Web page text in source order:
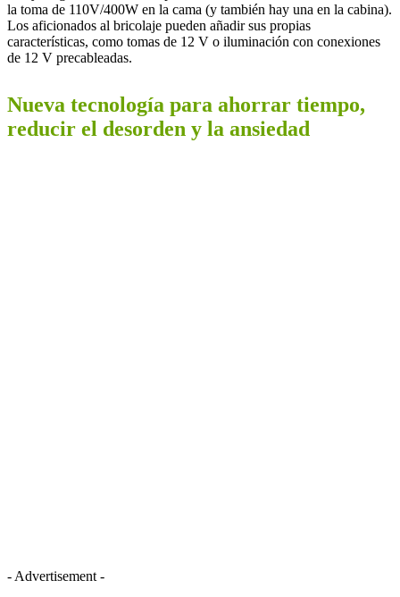
la toma de 110V/400W en la cama (y también hay una en la cabina).
Los aficionados al bricolaje pueden añadir sus propias
características, como tomas de 12 V o iluminación con conexiones
de 12 V precableadas.
Nueva tecnología para ahorrar tiempo,
reducir el desorden y la ansiedad
- Advertisement -